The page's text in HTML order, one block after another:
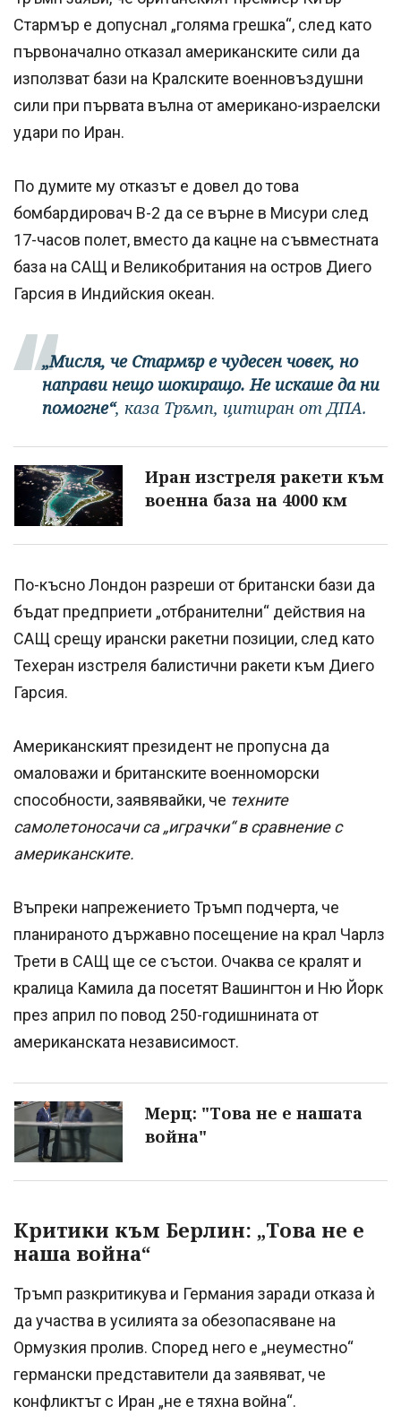
Стармър е допуснал „голяма грешка“, след като
първоначално отказал американските сили да
използват бази на Кралските военновъздушни
сили при първата вълна от американо-израелски
удари по Иран.
По думите му отказът е довел до това
бомбардировач B-2 да се върне в Мисури след
17-часов полет, вместо да кацне на съвместната
база на САЩ и Великобритания на остров Диего
Гарсия в Индийския океан.
„Мисля, че Стармър е чудесен човек, но
направи нещо шокиращо. Не искаше да ни
помогне“, каза Тръмп, цитиран от ДПА.
Иран изстреля ракети към
военна база на 4000 км
По-късно Лондон разреши от британски бази да
бъдат предприети „отбранителни“ действия на
САЩ срещу ирански ракетни позиции, след като
Техеран изстреля балистични ракети към Диего
Гарсия.
Американският президент не пропусна да
омаловажи и британските военноморски
способности, заявявайки, че техните
самолетоносачи са „играчки“ в сравнение с
американските.
Въпреки напрежението Тръмп подчерта, че
планираното държавно посещение на крал Чарлз
Трети в САЩ ще се състои. Очаква се кралят и
кралица Камила да посетят Вашингтон и Ню Йорк
през април по повод 250-годишнината от
американската независимост.
Мерц: "Това не е нашата
война"
Критики към Берлин: „Това не е
наша война“
Тръмп разкритикува и Германия заради отказа ѝ
да участва в усилията за обезопасяване на
Ормузкия пролив. Според него е „неуместно“
германски представители да заявяват, че
конфликтът с Иран „не е тяхна война“.